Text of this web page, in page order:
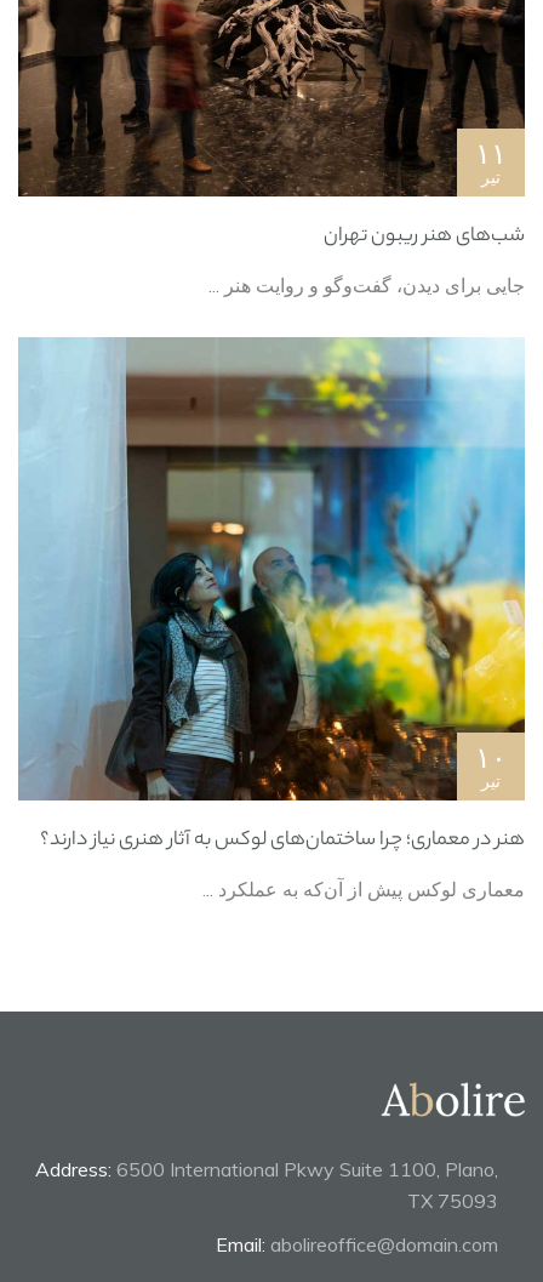
۱۱
تیر
شب‌های هنر ریبون تهران
جایی برای دیدن، گفت‌وگو و روایت هنر ...
۱۰
تیر
هنر در معماری؛ چرا ساختمان‌های لوکس به آثار هنری نیاز دارند؟
معماری لوکس پیش از آن‌که به عملکرد ...
Address: 6500 International Pkwy Suite 1100, Plano,
TX 75093
Email: abolireoffice@domain.com